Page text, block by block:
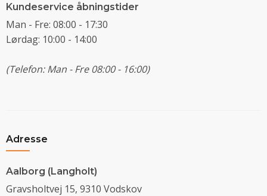
Kundeservice åbningstider
Man - Fre: 08:00 - 17:30
Lørdag: 10:00 - 14:00
(Telefon: Man - Fre 08:00 - 16:00)
Adresse
Aalborg (Langholt)
Gravsholtvej 15, 9310 Vodskov